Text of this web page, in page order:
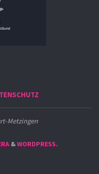
Metzingen
&WORDPRESS.